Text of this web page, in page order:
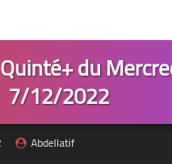
du
7/12/2022
Abdellatif